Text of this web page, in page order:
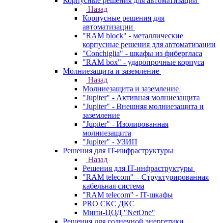
Назад
Корпусные решения для
автоматизации
"RAM block" - металлические
корпусные решения для автоматизации
"Conchiglia" - шкафы из фибергласа
"RAM box" - ударопрочные корпуса
Молниезащита и заземление
Назад
Молниезащита и заземление
"Jupiter" - Активная молниезащита
"Jupiter" - Внешняя молниезащита и
заземление
"Jupiter" - Изолированная
молниезащита
"Jupiter" - УЗИП
Решения для IT-инфраструктуры
Назад
Решения для IT-инфраструктуры
"RAM telecom" – Структурированная
кабельная система
"RAM telecom" - IT-шкафы
PRO СКС ДКС
Мини-ЦОД "NetOne"
Решения для солнечной энергетики